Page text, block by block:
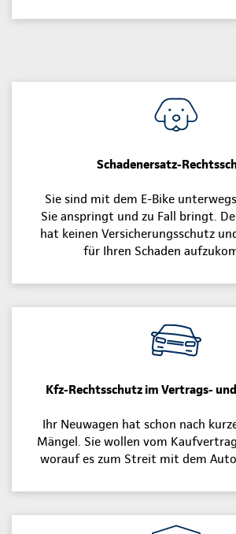
Schadenersatz-
Sie sind mit dem E-Bike
Sie anspringt und zu Fall bringt.
hat keinen Versicherungsschutz
für Ihren Schaden
Kfz-Rechtsschutz im Vertrags-
Ihr Neuwagen hat schon nach
Mängel. Sie wollen vom
worauf es zum Streit mit dem